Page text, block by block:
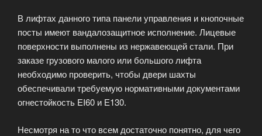
В лифтах данного типа панели управления и кнопочные
посты имеют вандалозащитное исполнение. Лицевые
поверхности выполнены из нержавеющей стали. При
заказе грузового малого или большого лифта
необходимо проверить, чтобы двери шахты
обеспечивали требуемую нормативными документами
огнестойкость EI60 и Е130.
Несмотря на то что всем достаточно понятно, для чего